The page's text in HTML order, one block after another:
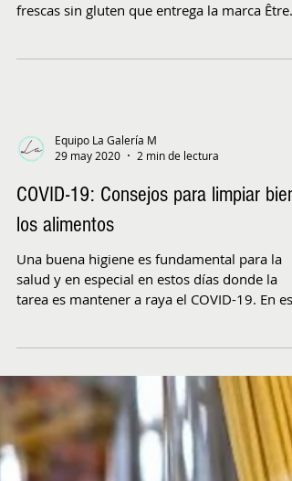
frescas sin gluten que entrega la marca Être
Equipo La Galería M
29 may 2020
2 min de lectura
COVID-19: Consejos para limpiar bien
los alimentos
Una buena higiene es fundamental para la
salud y en especial en estos días donde la
tarea es mantener a raya el COVID-19. En